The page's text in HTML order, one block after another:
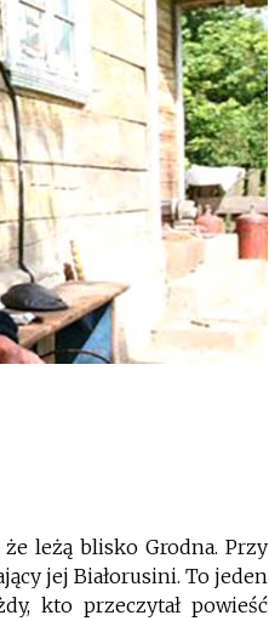
leżą blisko Grodna. Przy
jej Białorusini. To jeden
kto przeczytał powieść